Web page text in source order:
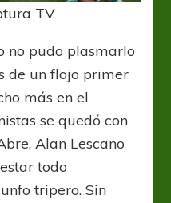
TV
no pudo plasmarlo
de un flojo primer
más en el
se quedó con
Alan Lescano
todo
tripero. Sin